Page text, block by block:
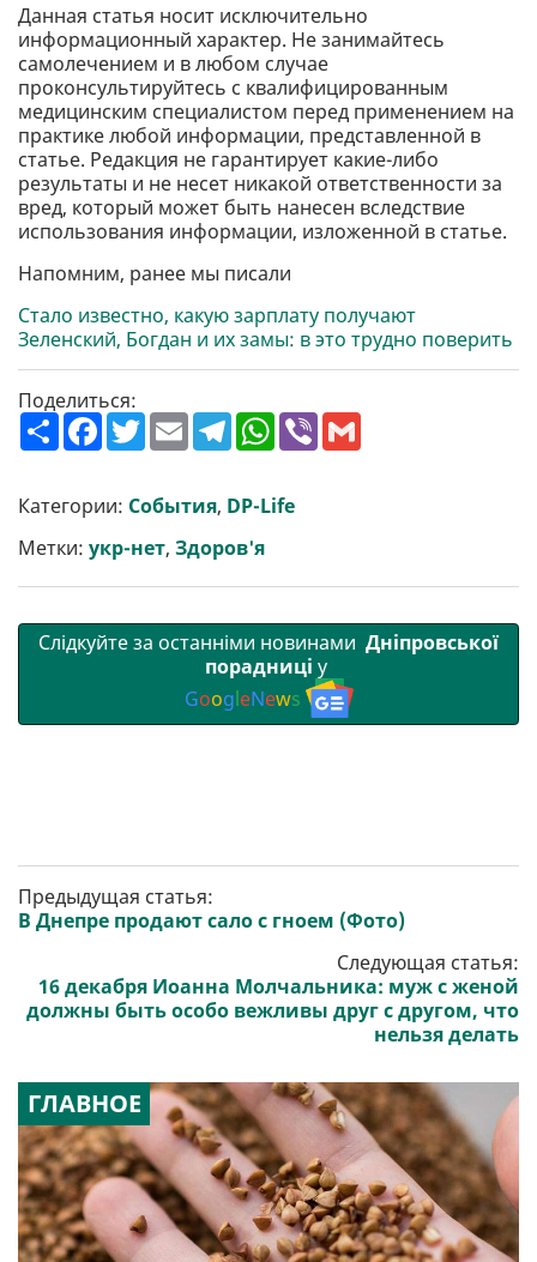
Данная статья носит исключительно
информационный характер. Не занимайтесь
самолечением и в любом случае
проконсультируйтесь с квалифицированным
медицинским специалистом перед применением на
практике любой информации, представленной в
статье. Редакция не гарантирует какие-либо
результаты и не несет никакой ответственности за
вред, который может быть нанесен вследствие
использования информации, изложенной в статье.
Напомним, ранее мы писали
Стало известно, какую зарплату получают
Зеленский, Богдан и их замы: в это трудно поверить
Поделиться:
П
о
р
и
и
F
a
b
o
k
T
w
t
e
E
m
l
T
e
g
r
m
W
h
s
A
V
Категории: События, DP-Life
Метки: укр-нет, Здоров'я
Слідкуйте за останніми новинами Дніпровської
порадниці у
GoogleNews
Предыдущая статья:
В Днепре продают сало с гноем (Фото)
Следующая статья:
16 декабря Иоанна Молчальника: муж с женой
должны быть особо вежливы друг с другом, что
нельзя делать
ГЛАВНОЕ